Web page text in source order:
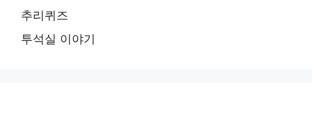
추리퀴즈
투석실 이야기